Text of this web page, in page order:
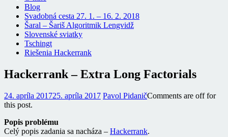
Blog
Svadobná cesta 27. 1. – 16. 2. 2018
Šaral – Šariš Algoritmik Lengvidž
Slovenské sviatky
Tschingt
Riešenia Hackerrank
Hackerrank – Extra Long Factorials
24. apríla 201725. apríla 2017 Pavol PidaničComments are off for
this post.
Popis problému
Celý popis zadania sa nacháza – Hackerrank.